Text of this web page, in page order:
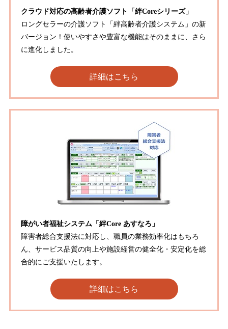
クラウド対応の高齢者介護ソフト「絆Coreシリーズ」
ロングセラーの介護ソフト「絆高齢者介護システム」の新
バージョン！使いやすさや豊富な機能はそのままに、さら
に進化しました。
詳細はこちら
障がい者福祉システム「絆Core あすなろ」
障害者総合支援法に対応し、職員の業務効率化はもちろ
ん、サービス品質の向上や施設経営の健全化・安定化を総
合的にご支援いたします。
詳細はこちら